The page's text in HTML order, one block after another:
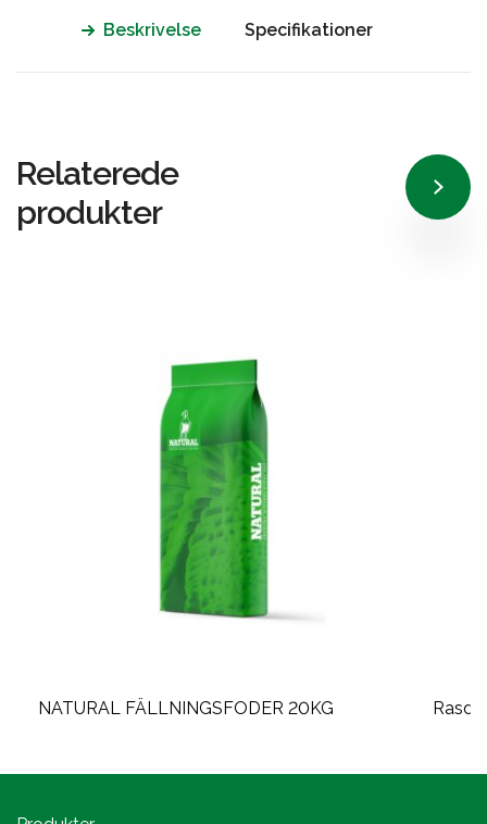
Beskrivelse Specifikationer
Relaterede
produkter
NATURAL FÄLLNINGSFODER 20KG